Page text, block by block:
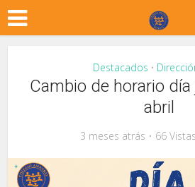
Destacados •
Cambio de horario
abril
3 meses atrás 66 Vistas